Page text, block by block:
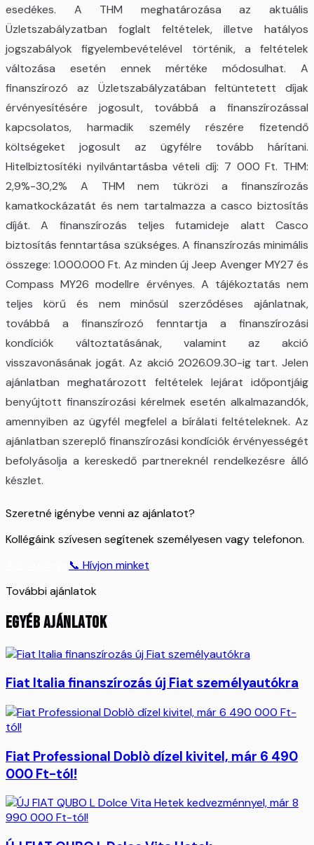
esedékes. A THM meghatározása az aktuális
Üzletszabályzatban foglalt feltételek, illetve hatályos
jogszabályok figyelembevételével történik, a feltételek
változása esetén ennek mértéke módosulhat. A
finanszírozó az Üzletszabályzatában feltüntetett díjak
érvényesítésére jogosult, továbbá a finanszírozással
kapcsolatos, harmadik személy részére fizetendő
költségeket jogosult az ügyfélre tovább hárítani.
Hitelbiztosítéki nyilvántartásba vételi díj: 7 000 Ft. THM:
2,9%-30,2% A THM nem tükrözi a finanszírozás
kamatkockázatát és nem tartalmazza a casco biztosítás
díját. A finanszírozás teljes futamideje alatt Casco
biztosítás fenntartása szükséges. A finanszírozás minimális
összege: 1.000.000 Ft. Az minden új Jeep Avenger MY27 és
Compass MY26 modellre érvényes. A tájékoztatás nem
teljes körű és nem minősül szerződéses ajánlatnak,
továbbá a finanszírozó fenntartja a finanszírozási
kondíciók változtatásának, valamint az akció
visszavonásának jogát. Az akció 2026.09.30-ig tart. Jelen
ajánlatban meghatározott feltételek lejárat időpontjáig
benyújtott finanszírozási kérelmek esetén alkalmazandók,
amennyiben az ügyfél megfelel a bírálati feltételeknek. Az
ajánlatban szereplő finanszírozási kondíciók érvényességét
befolyásolja a kereskedő partnereknél rendelkezésre álló
készlet.
Szeretné igénybe venni az ajánlatot?
Kollégáink szívesen segítenek személyesen vagy telefonon.
📞 Hívjon minket
További ajánlatok
EGYÉB AJÁNLATOK
Fiat Italia finanszírozás új Fiat személyautókra
Fiat Professional Doblò dízel kivitel, már 6 490
000 Ft-tól!